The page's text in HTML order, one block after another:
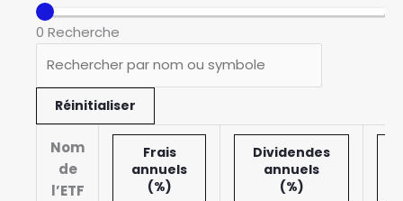
0 Recherche
Réinitialiser
Nom
de
l’ETF
Frais
annuels
(%)
Dividendes
annuels
(%)